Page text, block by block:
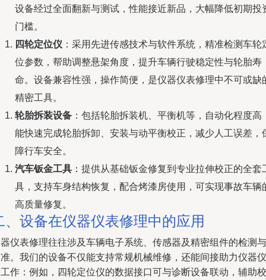
设备经过全面翻新与测试，性能接近新品，大幅降低初期投
门槛。
四轮定位仪 ：采用先进传感技术与软件系统，精准检测车轮
位参数，帮助调整悬架角度，提升车辆行驶稳定性与轮胎寿
命。设备兼容性强，操作简便，是仪器仪表修理中不可或缺
精密工具。
轮胎拆装设备 ：包括轮胎拆装机、平衡机等，自动化程度高
能快速完成轮胎拆卸、安装与动平衡校正，减少人工误差，
障行车安全。
汽车钣金工具 ：提供从基础钣金修复到专业拉伸校正的全套
具，支持车身结构恢复，配合烤漆房使用，可实现事故车辆
高质量修复。
、设备在仪器仪表修理中的应用
仪表修理往往涉及车辆电子系统、传感器及精密组件的检测与
。我们的设备不仅能支持常规机械维修，还能间接助力仪器仪
作：例如，四轮定位仪的数据接口可与诊断设备联动，辅助校